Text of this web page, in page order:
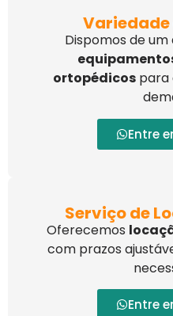
Variedade
Dispomos de
ortopédicos para
Entre
Serviço de
Oferecemos
com prazos
Entre